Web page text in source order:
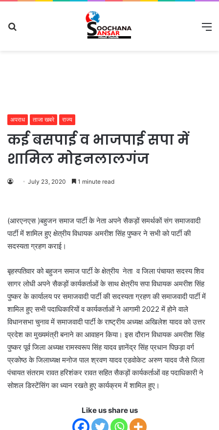
अपराध ताजा खबरे राज्य
कई बसपाई व भाजपाई सपा में
शामिल मोहनलालगंज
July 23, 2020 1 minute read
(आरएनएस )बहुजन समाज पार्टी के नेता अपने सैकड़ों समर्थकों संग समाजवादी
पार्टी में शामिल हुए क्षेत्रीय विधायक अमरीश सिंह पुष्कर ने सभी को पार्टी की
सदस्यता ग्रहण कराई।
बृहस्पतिवार को बहुजन समाज पार्टी के क्षेत्रीय नेता व जिला पंचायत सदस्य शिव
सागर लोधी अपने सैकड़ों कार्यकर्ताओं के साथ क्षेत्रीय सपा विधायक अमरीश सिंह
पुष्कर के कार्यालय पर समाजवादी पार्टी की सदस्यता ग्रहण की समाजवादी पार्टी में
शामिल हुए सभी पदाधिकारियों व कार्यकर्ताओं ने आगामी 2022 में होने वाले
विधानसभा चुनाव में समाजवादी पार्टी के राष्ट्रीय अध्यक्ष अखिलेश यादव को उत्तर
प्रदेश का मुख्यमंत्री बनाने का आवाहन किया। इस दौरान विधायक अमरीश सिंह
पुष्कर पूर्व जिला अध्यक्ष रामस्वरूप सिंह यादव ज्ञानेंद्र सिंह प्रधान पिछड़ा वर्ग
प्रकोष्ठ के जिलाध्यक्ष मनोज पाल श्रवण यादव एडवोकेट अरुण यादव जैसे जिला
पंचायत संतराम रावत हरिशंकर रावत सहित सैकड़ों कार्यकर्ताओं वह पदाधिकारी ने
सोशल डिस्टेंसिंग का ध्यान रखते हुए कार्यक्रम में शामिल हुए।
Like us share us